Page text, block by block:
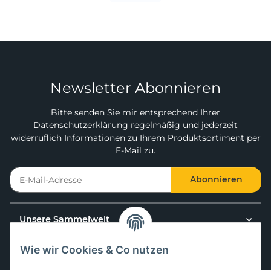
Wie wir Cookies & Co nutzen
Newsletter Abonnieren
Bitte senden Sie mir entsprechend Ihrer
Datenschutzerklärung regelmäßig und jederzeit
widerruflich Informationen zu Ihrem Produktsortiment per
E-Mail zu.
Abonnieren
Unsere Sammelwelt
Kundenservice